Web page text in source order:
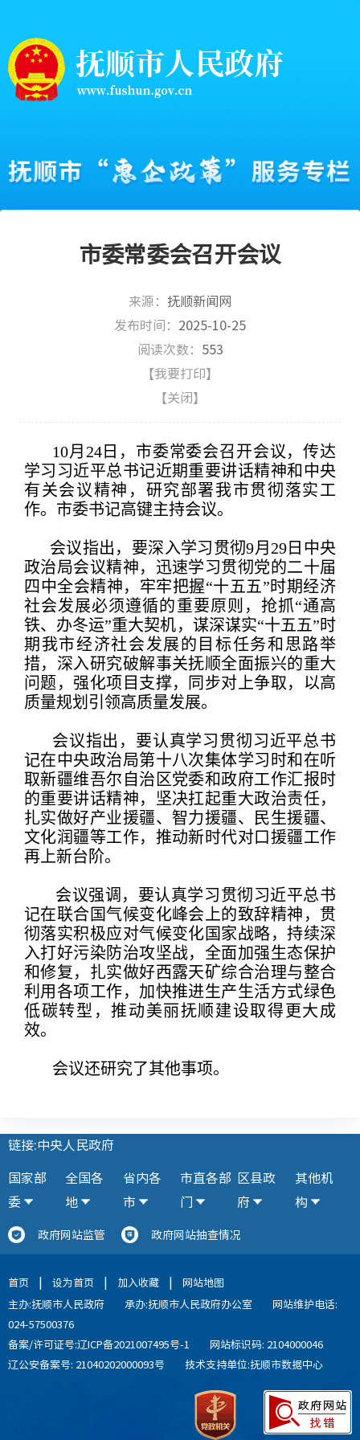
市委常委会召开会议
来源： 抚顺新闻网
发布时间： 2025-10-25
阅读次数： 553
【我要打印】
【关闭】
10月24日，市委常委会召开会议，传达
学习习近平总书记近期重要讲话精神和中央
有关会议精神，研究部署我市贯彻落实工
作。市委书记高键主持会议。
会议指出，要深入学习贯彻9月29日中央
政治局会议精神，迅速学习贯彻党的二十届
四中全会精神，牢牢把握“十五五”时期经济
社会发展必须遵循的重要原则，抢抓“通高
铁、办冬运”重大契机，谋深谋实“十五五”时
期我市经济社会发展的目标任务和思路举
措，深入研究破解事关抚顺全面振兴的重大
问题，强化项目支撑，同步对上争取，以高
质量规划引领高质量发展。
会议指出，要认真学习贯彻习近平总书
记在中央政治局第十八次集体学习时和在听
取新疆维吾尔自治区党委和政府工作汇报时
的重要讲话精神，坚决扛起重大政治责任，
扎实做好产业援疆、智力援疆、民生援疆、
文化润疆等工作，推动新时代对口援疆工作
再上新台阶。
会议强调，要认真学习贯彻习近平总书
记在联合国气候变化峰会上的致辞精神，贯
彻落实积极应对气候变化国家战略，持续深
入打好污染防治攻坚战，全面加强生态保护
和修复，扎实做好西露天矿综合治理与整合
利用各项工作，加快推进生产生活方式绿色
低碳转型，推动美丽抚顺建设取得更大成
效。
会议还研究了其他事项。
链接:中央人民政府
国家部
委
全国各
地
省内各
市
市直各部
门
区县政
府
其他机
构
政府网站监管 政府网站抽查情况
首页 | 设为首页 | 加入收藏 |
网站地图
主办:抚顺市人民政府
承办:抚顺市人民政府办公室
网站维护电话:
024-57500376
备案/许可证号:辽ICP备2021007495号-1
网站标识码: 2104000046
辽公安备案号: 21040202000093号
技术支持单位:抚顺市数据中心